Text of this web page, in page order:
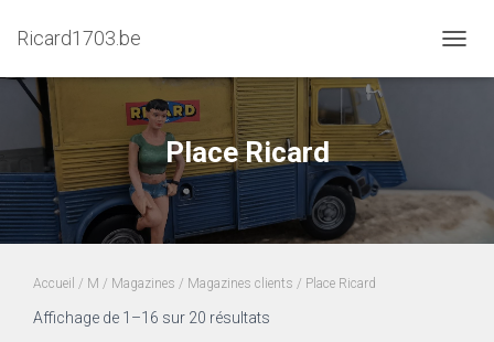
Ricard1703.be
LA
Place Ricard
Accueil / M / Magazines / Magazines clients / Place Ricard
Affichage de 1–16 sur 20 résultats